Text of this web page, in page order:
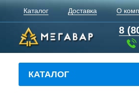
Каталог Доставка О
8
КАТАЛОГ